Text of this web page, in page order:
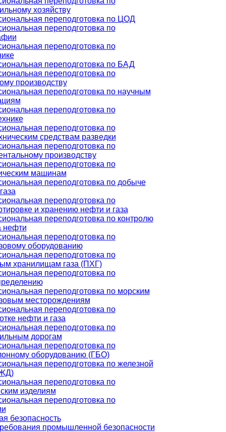
хозяйству
переподготовка по ЦОД
переподготовка по
переподготовка по
переподготовка по БАД
переподготовка по
производству
переподготовка по научным
переподготовка по
переподготовка по
средствам разведки
переподготовка по
производству
переподготовка по
машинам
переподготовка по добыче
переподготовка по
и хранению нефти и газа
переподготовка по контролю
нефти
переподготовка по
оборудованию
переподготовка по
хранилищам газа (ПХГ)
переподготовка по
переподготовка по морским
месторождениям
переподготовка по
нефти и газа
переподготовка по
дорогам
переподготовка по
оборудованию (ГБО)
переподготовка по железной
переподготовка по
изделиям
переподготовка по
безопасность
промышленной безопасности